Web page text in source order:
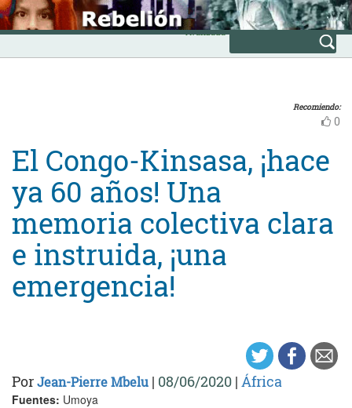
Skip
to
content
INICIO
Avanzada
Recomiendo:
0
El Congo-Kinsasa, ¡hace
ya 60 años! Una
memoria colectiva clara
e instruida, ¡una
emergencia!
PorJean-Pierre Mbelu | 08/06/2020 | África
Fuentes: Umoya